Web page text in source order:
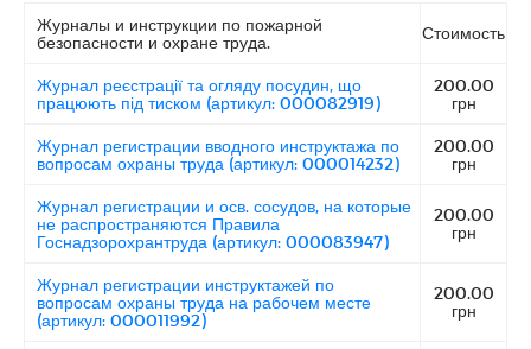
Журналы и инструкции по пожарной
безопасности и охране труда.
Стоимость
Журнал реєстрації та огляду посудин, що
працюють під тиском (артикул: 000082919)
200.00
грн
Журнал регистрации вводного инструктажа по
вопросам охраны труда (артикул: 000014232)
200.00
грн
Журнал регистрации и осв. сосудов, на которые
не распространяются Правила
Госнадзорохрантруда (артикул: 000083947)
200.00
грн
Журнал регистрации инструктажей по
вопросам охраны труда на рабочем месте
(артикул: 000011992)
200.00
грн